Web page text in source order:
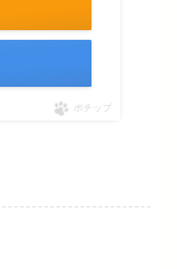
ポチップ